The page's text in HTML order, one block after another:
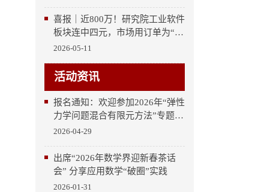
喜报｜近800万！研究院工业软件
板块连中四元，市场用订单为“北
大智慧”投票
2026-05-11
活动资讯
报名通知：欢迎参加2026年“弹性
力学问题混合有限元方法”专题系
列讲座与研讨会
2026-04-29
出席“2026年数学界迎新春茶话
会” 分享应用数学“破圈”实践
2026-01-31